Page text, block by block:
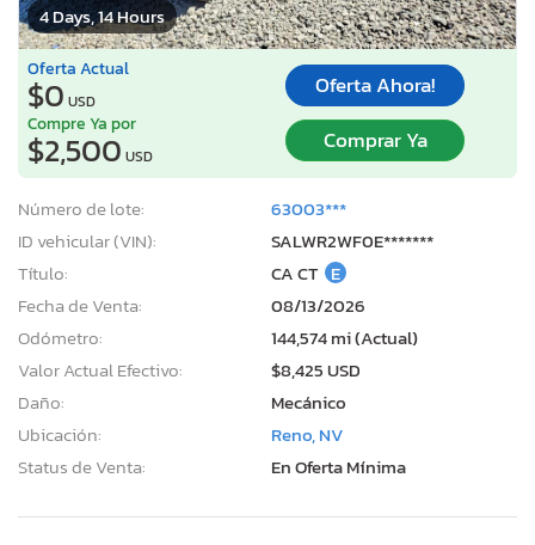
4 Days, 14 Hours
Oferta Actual
$0 USD
Oferta Ahora!
Compre Ya por
$2,500 USD
Comprar Ya
Número de lote:
63003***
ID vehicular (VIN):
SALWR2WF0E*******
Título:
CA CT E
Fecha de Venta:
08/13/2026
Odómetro:
144,574 mi (Actual)
Valor Actual Efectivo:
$8,425 USD
Daño:
Mecánico
Ubicación:
Reno, NV
Status de Venta:
En Oferta Mínima